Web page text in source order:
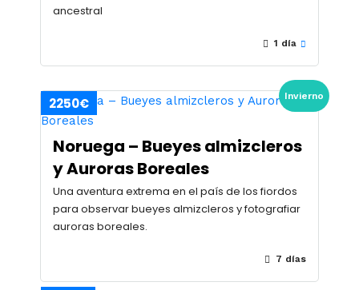
ancestral
1 día
Invierno
2250€
Noruega – Bueyes almizcleros
y Auroras Boreales
Una aventura extrema en el país de los fiordos
para observar bueyes almizcleros y fotografiar
auroras boreales.
7 días